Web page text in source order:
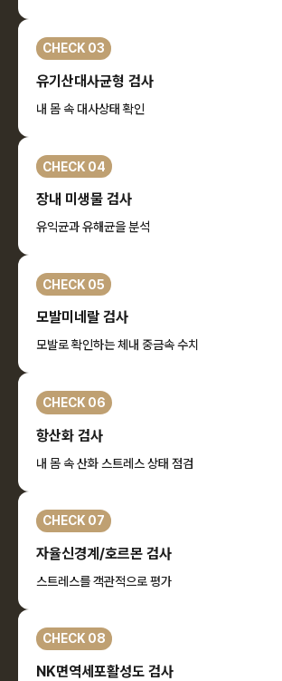
CHECK 03
유기산대사균형 검사
내 몸 속 대사상태 확인
CHECK 04
장내 미생물 검사
유익균과 유해균을 분석
CHECK 05
모발미네랄 검사
모발로 확인하는 체내 중금속 수치
CHECK 06
항산화 검사
내 몸 속 산화 스트레스 상태 점검
CHECK 07
자율신경계/호르몬 검사
스트레스를 객관적으로 평가
CHECK 08
NK면역세포활성도 검사